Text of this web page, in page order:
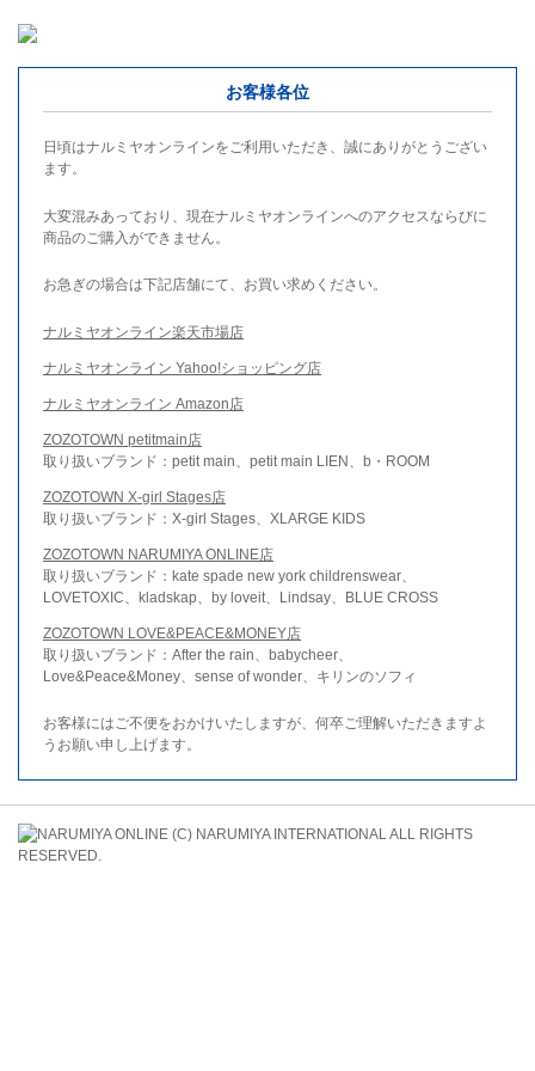
お客様各位
日頃はナルミヤオンラインをご利用いただき、誠にありがとうござい
ます。
大変混みあっており、現在ナルミヤオンラインへのアクセスならびに
商品のご購入ができません。
お急ぎの場合は下記店舗にて、お買い求めください。
ナルミヤオンライン楽天市場店
ナルミヤオンライン Yahoo!ショッピング店
ナルミヤオンライン Amazon店
ZOZOTOWN petitmain店
取り扱いブランド：petit main、petit main LIEN、b・ROOM
ZOZOTOWN X-girl Stages店
取り扱いブランド：X-girl Stages、XLARGE KIDS
ZOZOTOWN NARUMIYA ONLINE店
取り扱いブランド：kate spade new york childrenswear、
LOVETOXIC、kladskap、by loveit、Lindsay、BLUE CROSS
ZOZOTOWN LOVE&PEACE&MONEY店
取り扱いブランド：After the rain、babycheer、
Love&Peace&Money、sense of wonder、キリンのソフィ
お客様にはご不便をおかけいたしますが、何卒ご理解いただきますよ
うお願い申し上げます。